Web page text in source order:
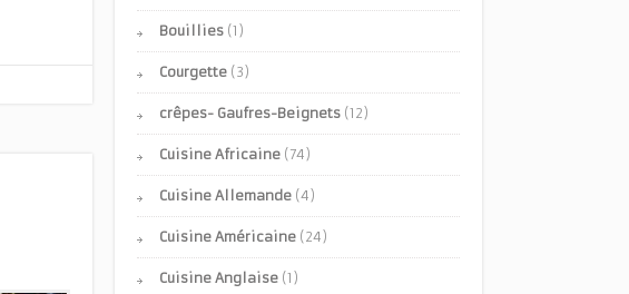
Bouillies (1)
Courgette (3)
crêpes- Gaufres-Beignets (12)
Cuisine Africaine (74)
Cuisine Allemande (4)
Cuisine Américaine (24)
Cuisine Anglaise (1)